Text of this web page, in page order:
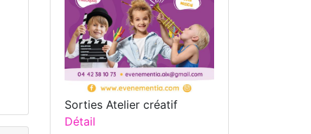
Sorties Atelier créatif
Détail